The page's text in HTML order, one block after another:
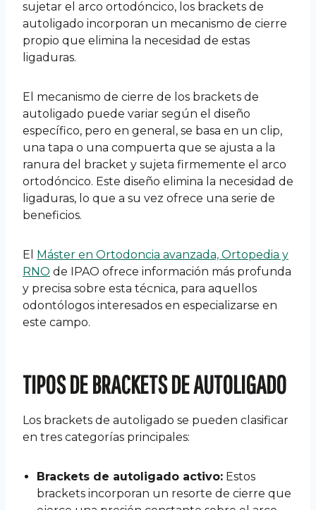
sujetar el arco ortodóncico, los brackets de
autoligado incorporan un mecanismo de cierre
propio que elimina la necesidad de estas
ligaduras.
El mecanismo de cierre de los brackets de
autoligado puede variar según el diseño
específico, pero en general, se basa en un clip,
una tapa o una compuerta que se ajusta a la
ranura del bracket y sujeta firmemente el arco
ortodóncico. Este diseño elimina la necesidad de
ligaduras, lo que a su vez ofrece una serie de
beneficios.
El Máster en Ortodoncia avanzada, Ortopedia y
RNO de IPAO ofrece información más profunda
y precisa sobre esta técnica, para aquellos
odontólogos interesados en especializarse en
este campo.
TIPOS DE BRACKETS DE AUTOLIGADO
Los brackets de autoligado se pueden clasificar
en tres categorías principales:
Brackets de autoligado activo: Estos
brackets incorporan un resorte de cierre que